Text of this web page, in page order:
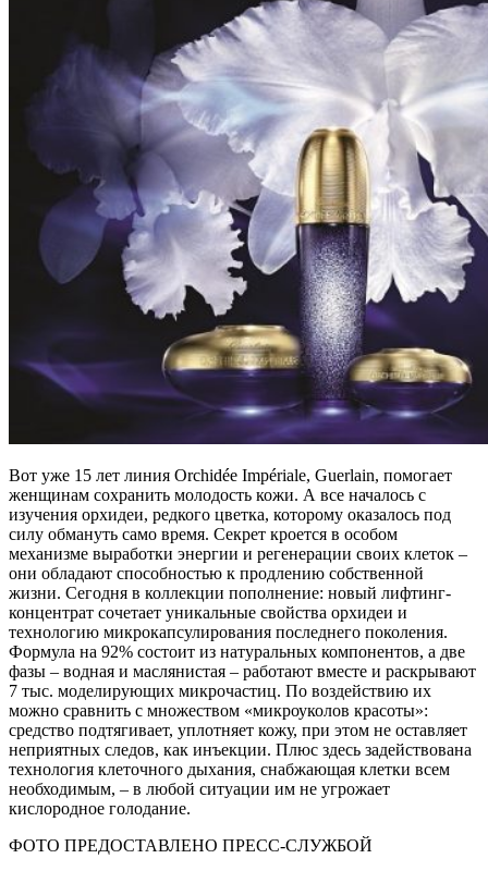
Вот уже 15 лет линия Orchidée Impériale, Guerlain, помогает
женщинам сохранить молодость кожи. А все началось с
изучения орхидеи, редкого цветка, которому оказалось под
силу обмануть само время. Секрет кроется в особом
механизме выработки энергии и регенерации своих клеток –
они обладают способностью к продлению собственной
жизни. Сегодня в коллекции пополнение: новый лифтинг-
концентрат сочетает уникальные свойства орхидеи и
технологию микрокапсулирования последнего поколения.
Формула на 92% состоит из натуральных компонентов, а две
фазы – водная и маслянистая – работают вместе и раскрывают
7 тыс. моделирующих микрочастиц. По воздействию их
можно сравнить с множеством «микроуколов красоты»:
средство подтягивает, уплотняет кожу, при этом не оставляет
неприятных следов, как инъекции. Плюс здесь задействована
технология клеточного дыхания, снабжающая клетки всем
необходимым, – в любой ситуации им не угрожает
кислородное голодание.
ФОТО ПРЕДОСТАВЛЕНО ПРЕСС-СЛУЖБОЙ